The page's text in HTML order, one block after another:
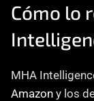
Cómo lo
MHA
Amazon y los